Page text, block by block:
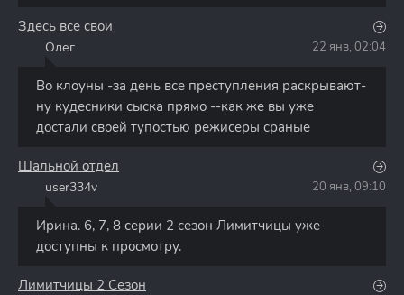
Здесь все свои
Олег 22 янв, 02:04
Во клоуны -за день все преступления раскрывают-
ну кудесники сыска прямо --как же вы уже
достали своей тупостью режисеры сраные
Шальной отдел
user334v 20 янв, 09:10
Ирина. 6, 7, 8 серии 2 сезон Лимитчицы уже
доступны к просмотру.
Лимитчицы 2 Сезон